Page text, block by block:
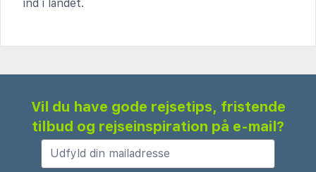
ind i landet.
Vil du have gode rejsetips, fristende
tilbud og rejseinspiration på e-mail?